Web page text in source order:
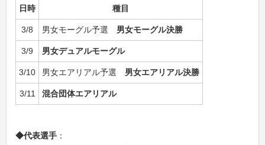
日時
種目
3/8 男女モーグル予選 男女モーグル決勝
3/9 男女デュアルモーグル
3/10 男女エアリアル予選 男女エアリアル決勝
3/11 混合団体エアリアル
◆代表選手 ：